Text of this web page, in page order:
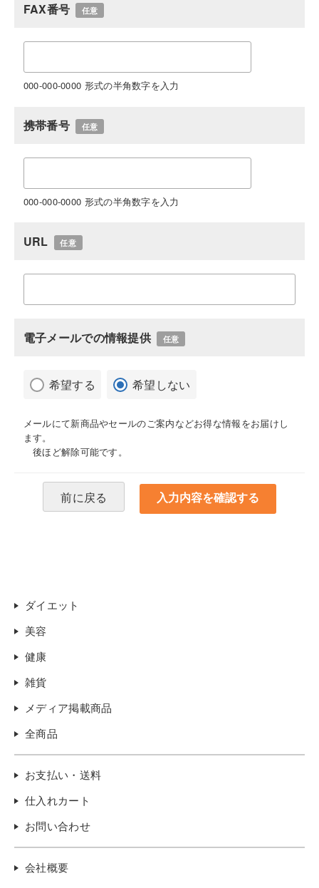
FAX番号 任意
000-000-0000 形式の半角数字を入力
携帯番号 任意
000-000-0000 形式の半角数字を入力
URL 任意
電子メールでの情報提供 任意
希望する 希望しない
メールにて新商品やセールのご案内などお得な情報をお届けし
ます。
後ほど解除可能です。
前に戻る
ダイエット
美容
健康
雑貨
メディア掲載商品
全商品
お支払い・送料
仕入れカート
お問い合わせ
会社概要